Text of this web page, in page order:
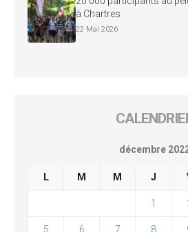
à Chartres
22 Mai 2026
décembre
L M M J
1
5 6 7 8